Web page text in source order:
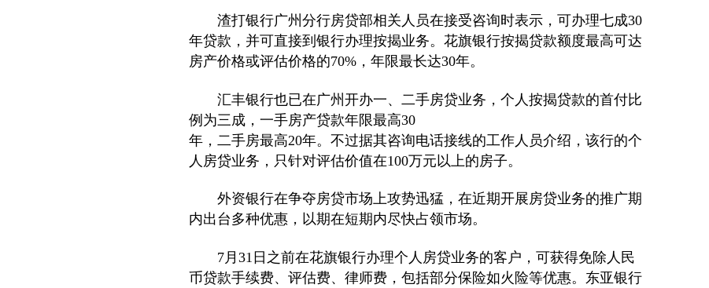
渣打银行广州分行房贷部相关人员在接受咨询时表示，可办理七成30
年贷款，并可直接到银行办理按揭业务。花旗银行按揭贷款额度最高可达
房产价格或评估价格的70%，年限最长达30年。
汇丰银行也已在广州开办一、二手房贷业务，个人按揭贷款的首付比
例为三成，一手房产贷款年限最高30
年，二手房最高20年。不过据其咨询电话接线的工作人员介绍，该行的个
人房贷业务，只针对评估价值在100万元以上的房子。
外资银行在争夺房贷市场上攻势迅猛，在近期开展房贷业务的推广期
内出台多种优惠，以期在短期内尽快占领市场。
7月31日之前在花旗银行办理个人房贷业务的客户，可获得免除人民
币贷款手续费、评估费、律师费，包括部分保险如火险等优惠。东亚银行